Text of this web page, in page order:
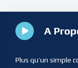
A
Plus qu’un simple